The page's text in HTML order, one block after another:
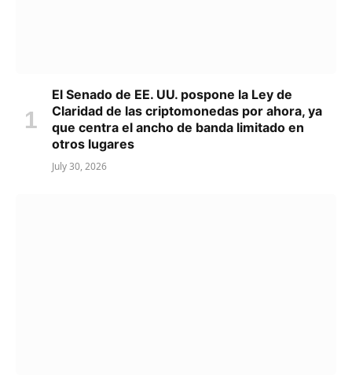
El Senado de EE. UU. pospone la Ley de
Claridad de las criptomonedas por ahora, ya
que centra el ancho de banda limitado en
otros lugares
July 30, 2026